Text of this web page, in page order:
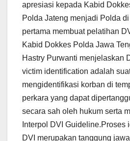
apresiasi kepada Kabid
Polda Jateng menjadi Polda
pertama membuat pelatihan
Kabid Dokkes Polda Jawa
Hastry Purwanti menjelaskan
victim identification adalah
mengidentifikasi korban di
perkara yang dapat
secara sah oleh hukum serta
Interpol DVI Guideline.Proses
DVI merupakan tanggung